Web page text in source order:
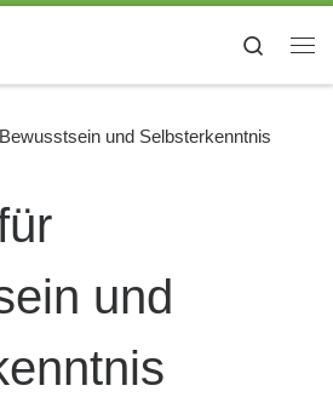
Search
und Selbsterkenntnis
und